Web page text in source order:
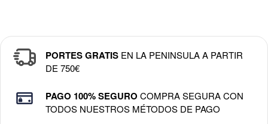
PORTES GRATIS EN LA PENINSULA A PARTIR
DE 750€
PAGO 100% SEGURO COMPRA SEGURA CON
TODOS NUESTROS MÉTODOS DE PAGO